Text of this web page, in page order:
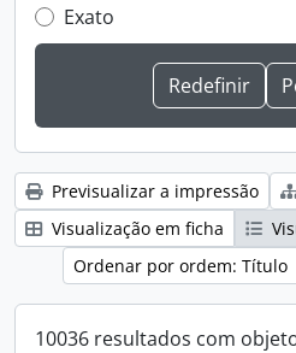
Exato
Previsualizar a impressão
Visualização em ficha
Ordenar por ordem: Título
10036 resultados com